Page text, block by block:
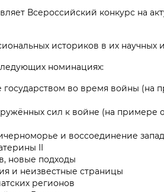
Всероссийский конкурс на
историков в их научных
номинациях:
государством во время войны (на
сил к войне (на примере
и воссоединение
II
новые подходы
и неизвестные страницы
регионов